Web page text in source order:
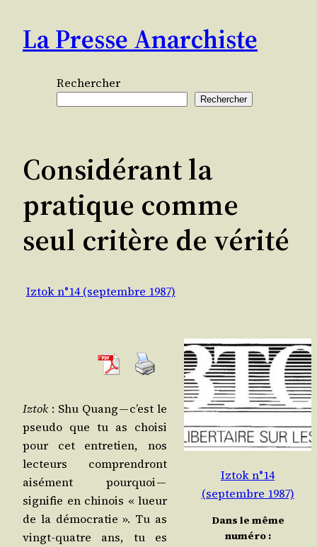
contenu
La Presse Anarchiste
Rechercher
Rechercher
Considérant la
pratique comme
seul critère de vérité
Iztok n°14 (septembre 1987)
Iztok : Shu Quang — c’est le
pseu­do que tu as choi­si
pour cet entre­tien, nos
lec­teurs com­pren­dront
aisé­ment pour­quoi —
signi­fie en chi­nois « lueur
de la démo­cra­tie ». Tu as
vingt-quatre ans, tu es
Iztok n°14
(septembre 1987)
Dans le même
numéro :